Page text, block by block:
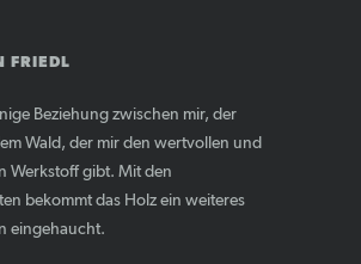
FRIEDL
Beziehung zwischen mir, der
Wald, der mir den wertvollen und
Werkstoff gibt. Mit den
bekommt das Holz ein weiteres
eingehaucht.